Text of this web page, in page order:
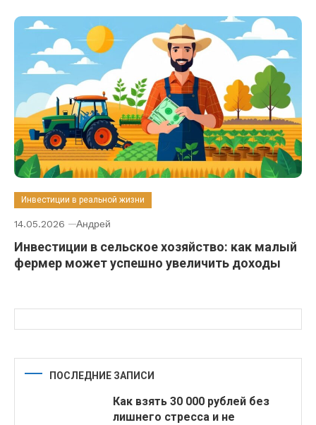
Инвестиции в реальной жизни
14.05.2026 Андрей
Инвестиции в сельское хозяйство: как малый
фермер может успешно увеличить доходы
ПОСЛЕДНИЕ ЗАПИСИ
Как взять 30 000 рублей без
лишнего стресса и не